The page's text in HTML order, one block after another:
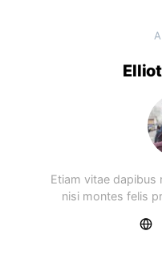
Etiam vitae dapibus
nisi montes felis